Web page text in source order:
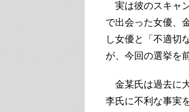
実は彼のスキャ
で出会った女優、
し女優と「不適切
が、今回の選挙を
金某氏は過去に
李氏に不利な事実